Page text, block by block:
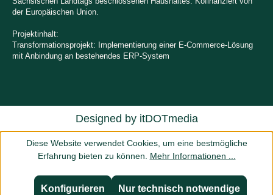
der Europäischen Union.
Projektinhalt:
Transformationsprojekt: Implementierung einer E-Commerce-Lösung
mit Anbindung an bestehendes ERP-System
Designed by itDOTmedia
Diese Website verwendet Cookies, um eine bestmögliche
Erfahrung bieten zu können. Mehr Informationen ...
Nur technisch notwendige
Konfigurieren